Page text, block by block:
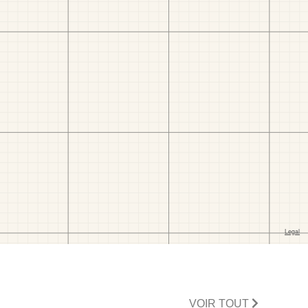
VOIR TOUT